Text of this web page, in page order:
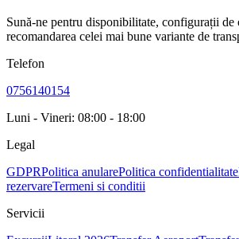
Sună-ne pentru disponibilitate, configurații de
recomandarea celei mai bune variante de
Telefon
0756140154
Luni - Vineri: 08:00 - 18:00
Legal
GDPRPolitica anularePolitica confidentialitate
rezervareTermeni si conditii
Servicii